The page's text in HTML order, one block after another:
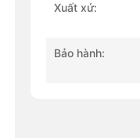
Xuất xứ:
Bảo hành: